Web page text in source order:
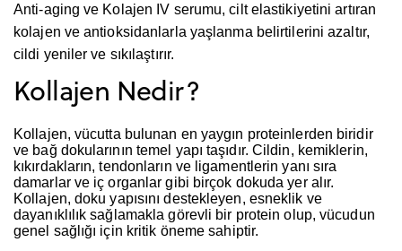
Anti-aging ve Kolajen IV serumu, cilt elastikiyetini artıran
kolajen ve antioksidanlarla yaşlanma belirtilerini azaltır,
cildi yeniler ve sıkılaştırır.
Kollajen Nedir?
Kollajen, vücutta bulunan en yaygın proteinlerden biridir
ve bağ dokularının temel yapı taşıdır. Cildin, kemiklerin,
kıkırdakların, tendonların ve ligamentlerin yanı sıra
damarlar ve iç organlar gibi birçok dokuda yer alır.
Kollajen, doku yapısını destekleyen, esneklik ve
dayanıklılık sağlamakla görevli bir protein olup, vücudun
genel sağlığı için kritik öneme sahiptir.